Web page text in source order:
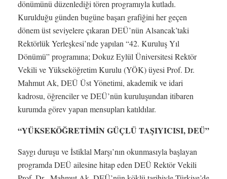
dönümünü düzenlediği tören programıyla kutladı.
Kurulduğu günden bugüne başarı grafiğini her geçen
dönem üst seviyelere çıkaran DEÜ’nün Alsancak’taki
Rektörlük Yerleşkesi’nde yapılan “42. Kuruluş Yıl
Dönümü” programına; Dokuz Eylül Üniversitesi Rektör
Vekili ve Yükseköğretim Kurulu (YÖK) üyesi Prof. Dr.
Mahmut Ak, DEÜ Üst Yönetimi, akademik ve idari
kadrosu, öğrenciler ve DEÜ’nün kuruluşundan itibaren
kurumda görev yapan mensupları katıldılar.
“YÜKSEKÖĞRETİMİN GÜÇLÜ TAŞIYICISI, DEÜ”
Saygı duruşu ve İstiklal Marşı’nın okunmasıyla başlayan
programda DEÜ ailesine hitap eden DEÜ Rektör Vekili